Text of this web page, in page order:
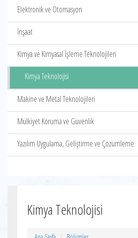
Elektronik ve Otomasyon
İnşaat
Kimya ve Kimyasal İşleme Teknolojileri
Kimya Teknolojisi
Makine ve Metal Teknolojileri
Mülkiyet Koruma ve Güvenlik
Yazılım Uygulama, Geliştirme ve Çözümleme
Kimya Teknolojisi